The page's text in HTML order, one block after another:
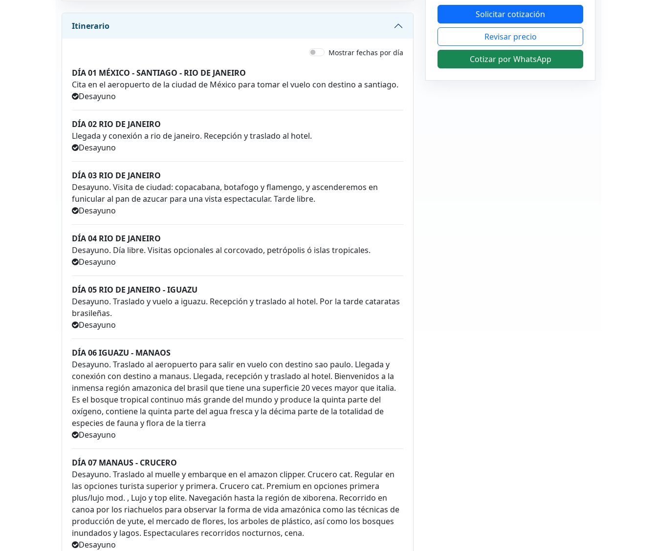
Itinerario
Mostrar fechas por día
DÍA 01 MÉXICO - SANTIAGO - RIO DE JANEIRO
Cita en el aeropuerto de la ciudad de México para tomar el vuelo con destino a santiago.
Desayuno
DÍA 02 RIO DE JANEIRO
Llegada y conexión a rio de janeiro. Recepción y traslado al hotel.
Desayuno
DÍA 03 RIO DE JANEIRO
Desayuno. Visita de ciudad: copacabana, botafogo y flamengo, y ascenderemos en
funicular al pan de azucar para una vista espectacular. Tarde libre.
Desayuno
DÍA 04 RIO DE JANEIRO
Desayuno. Día libre. Visitas opcionales al corcovado, petrópolis ó islas tropicales.
Desayuno
DÍA 05 RIO DE JANEIRO - IGUAZU
Desayuno. Traslado y vuelo a iguazu. Recepción y traslado al hotel. Por la tarde cataratas
brasileñas.
Desayuno
DÍA 06 IGUAZU - MANAOS
Desayuno. Traslado al aeropuerto para salir en vuelo con destino sao paulo. Llegada y
conexión con destino a manaus. Llegada, recepción y traslado al hotel. Bienvenidos a la
inmensa región amazonica del brasil que tiene una superficie 20 veces mayor que italia.
Es el bosque tropical continuo más grande del mundo y produce la quinta parte del
oxígeno, contiene la quinta parte del agua fresca y la décima parte de la totalidad de
especies de fauna y flora de la tierra
Desayuno
DÍA 07 MANAUS - CRUCERO
Desayuno. Traslado al muelle y embarque en el amazon clipper. Crucero cat. Regular en
las opciones turista superior y primera. Crucero cat. Premium en opciones primera
plus/lujo mod. , Lujo y top elite. Navegación hasta la región de xiborena. Recorrido en
canoa por los riachuelos para observar la forma de vida amazónica como las técnicas de
producción de yute, el mercado de flores, los arboles de plástico, así como los bosques
inundados y lagos. Espectaculares recorridos nocturnos, cena.
Desayuno
Solicitar cotización
Revisar precio
Cotizar por WhatsApp